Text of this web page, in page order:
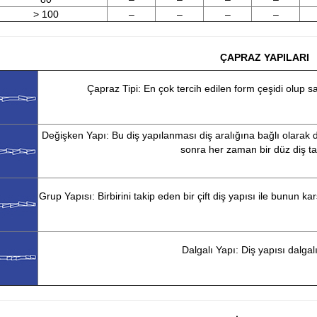
> 100
– – – –
ÇAPRAZ YAPILARI
Çapraz Tipi: En çok tercih edilen form çeşidi olup
Değişken Yapı: Bu diş yapılanması diş aralığına bağlı
sonra her zaman bir düz diş
Grup Yapısı: Birbirini takip eden bir çift diş yapısı ile bunun
Dalgalı Yapı: Diş yapısı